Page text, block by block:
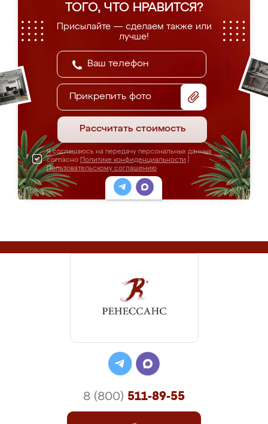
ТОГО, ЧТО НРАВИТСЯ?
Присылайте — сделаем также или
лучше!
Прикрепить фото
Рассчитать стоимость
Я соглашаюсь на передачу персональных данных
согласно Политике конфиденциальности
Пользовательскому соглашению
8 (800) 511-89-55